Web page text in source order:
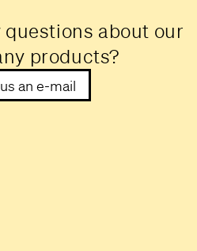
questions about our
products?
an e-mail